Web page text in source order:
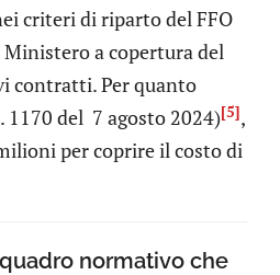
criteri di riparto del FFO
a copertura del
contratti. Per quanto
del 7 agosto 2024)[5],
per coprire il costo di
normativo che